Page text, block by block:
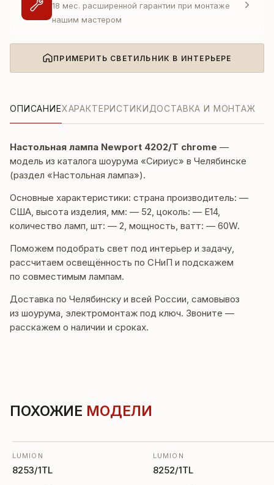
18 мес. расширенной гарантии при монтаже
нашим мастером
ПРИМЕРИТЬ СВЕТИЛЬНИК В ИНТЕРЬЕРЕ
ОПИСАНИЕХАРАКТЕРИСТИКИДОСТАВКА И МОНТАЖ
Настольная лампа Newport 4202/T chrome —
модель из каталога шоурума «Сириус» в Челябинске
(раздел «Настольная лампа»).
Основные характеристики: страна производитель: —
США, высота изделия, мм: — 52, цоколь: — E14,
количество ламп, шт: — 2, мощность, ватт: — 60W.
Поможем подобрать свет под интерьер и задачу,
рассчитаем освещённость по СНиП и подскажем
по совместимым лампам.
Доставка по Челябинску и всей России, самовывоз
из шоурума, электромонтаж под ключ. Звоните —
расскажем о наличии и сроках.
ПОХОЖИЕ МОДЕЛИ
LUMION
8253/1TL
LUMION
8252/1TL